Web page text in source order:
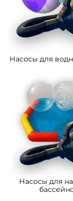
Насосы для
Насосы для